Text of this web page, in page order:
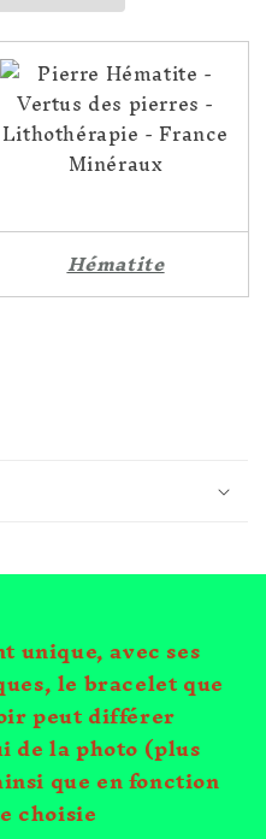
Hématite
unique, avec ses
le bracelet que
peut différer
de la photo (plus
que en fonction
choisie